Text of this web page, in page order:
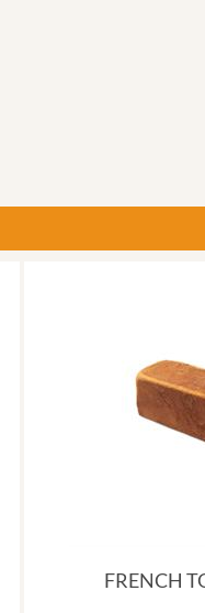
FRENCH